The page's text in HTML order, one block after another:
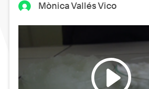
Mònica Vallés Vico